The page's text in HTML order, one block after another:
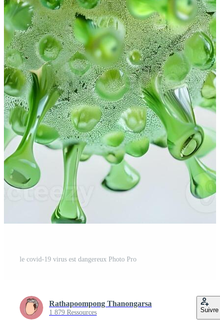
le covid-19 virus est dangereux Photo Pro
Rathapoompong Thanongarsa
1 879 Ressources Suivre